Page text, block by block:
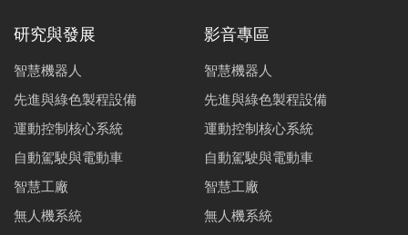
研究與發展
智慧機器人
先進與綠色製程設備
運動控制核心系統
自動駕駛與電動車
智慧工廠
無人機系統
影音專區
智慧機器人
先進與綠色製程設備
運動控制核心系統
自動駕駛與電動車
智慧工廠
無人機系統